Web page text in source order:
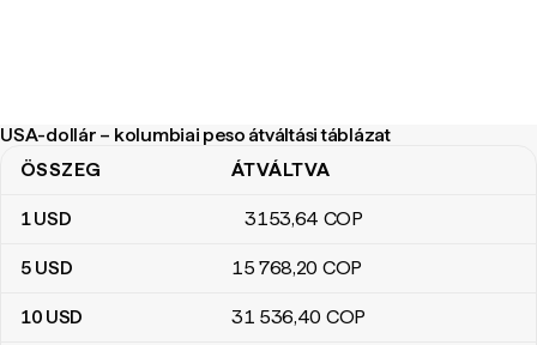
USA-dollár – kolumbiai peso átváltási táblázat
USA-dollár – kolumbiai peso átváltási táblázat
ÖSSZEG ÁTVÁLTVA
1USD 3153,64 COP
5 USD 15 768,20 COP
10 USD 31 536,40 COP